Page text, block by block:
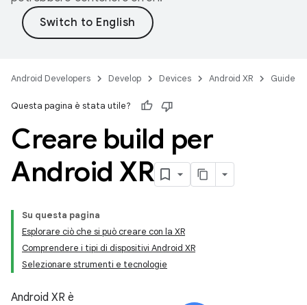
Android Developers Develop Devices Android XR Guide
Questa pagina è stata utile?
Creare build per
Android XR
Su questa pagina
Esplorare ciò che si può creare con la XR
Comprendere i tipi di dispositivi Android XR
Selezionare strumenti e tecnologie
Android XR è